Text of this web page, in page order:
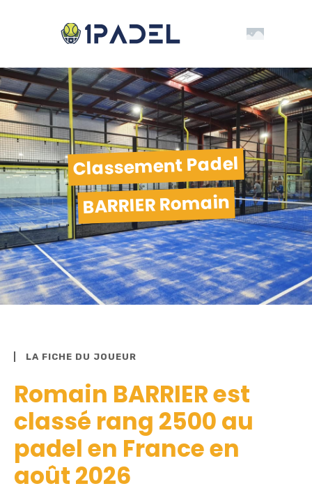
Classement Padel
BARRIER Romain
LA FICHE DU JOUEUR
Romain BARRIER est
classé rang 2500 au
padel en France en
août 2026